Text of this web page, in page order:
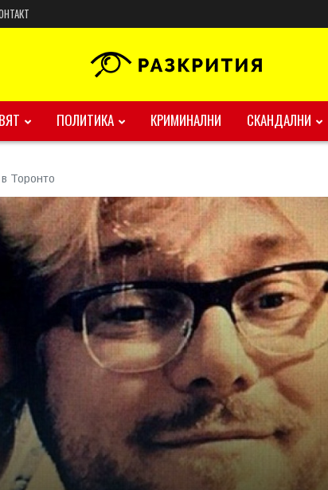
ПОЛИТИКА КРИМИНАЛНИ СКАНДАЛНИ
Торонто